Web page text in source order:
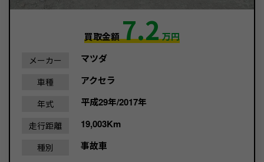
買取金額7.2万円
メーカー マツダ
車種 アクセラ
年式 平成29年/2017年
走行距離 19,003Km
種別 事故車